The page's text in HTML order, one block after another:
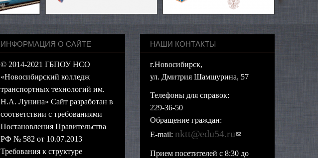
ИНФОРМАЦИЯ О САЙТЕ
© 2014-2021 ГБПОУ НСО
«Новосибирский колледж
транспортных технологий им.
Н.А. Лунина» Сайт разработан в
соответствии с требованиями
Постановления Правительства
РФ № 582 от 10.07.2013
Требования к структуре
НАШИ КОНТАКТЫ
г.Новосибирск,
ул. Дмитрия Шамшурина, 57
Телефоны для справок:
229-36-50
Обращение граждан:
E-mail: nktt@edu54.ru(ссылка для
отправки email)
Прием посетителей с 8:30 до